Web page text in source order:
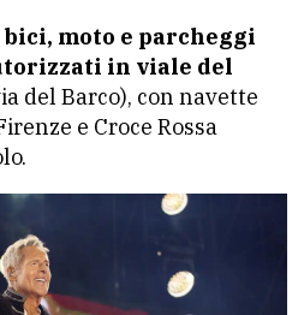
moto e parcheggi
in viale del
del Barco), con navette
e Croce Rossa